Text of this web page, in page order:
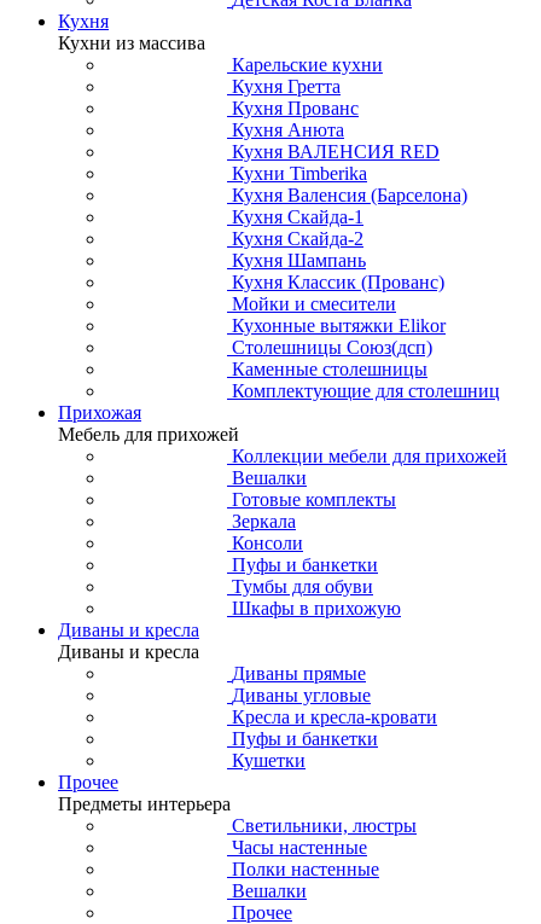
Кухня
Кухни из массива
Карельские кухни
Кухня Гретта
Кухня Прованс
Кухня Анюта
Кухня ВАЛЕНСИЯ RED
Кухни Timberika
Кухня Валенсия (Барселона)
Кухня Скайда-1
Кухня Скайда-2
Кухня Шампань
Кухня Классик (Прованс)
Мойки и смесители
Кухонные вытяжки Elikor
Столешницы Союз(дсп)
Каменные столешницы
Комплектующие для столешниц
Прихожая
Мебель для прихожей
Коллекции мебели для прихожей
Вешалки
Готовые комплекты
Зеркала
Консоли
Пуфы и банкетки
Тумбы для обуви
Шкафы в прихожую
Диваны и кресла
Диваны и кресла
Диваны прямые
Диваны угловые
Кресла и кресла-кровати
Пуфы и банкетки
Кушетки
Прочее
Предметы интерьера
Светильники, люстры
Часы настенные
Полки настенные
Вешалки
Прочее